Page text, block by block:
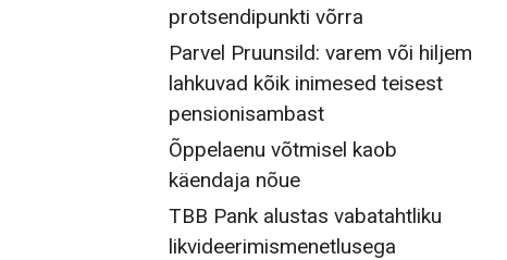
protsendipunkti võrra
Parvel Pruunsild: varem või hiljem
lahkuvad kõik inimesed teisest
pensionisambast
Õppelaenu võtmisel kaob
käendaja nõue
TBB Pank alustas vabatahtliku
likvideerimismenetlusega